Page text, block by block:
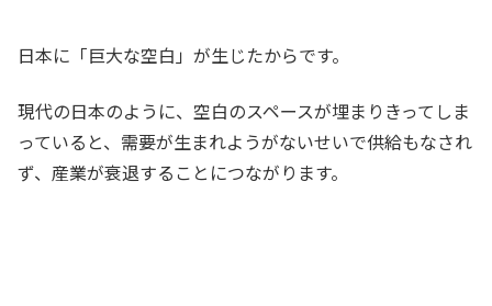
日本に「巨大な空白」が生じたからです。
現代の日本のように、空白のスペースが埋まりきってしま
っていると、 需要が生まれようがないせいで供給もなされ
ず、産業が衰退することにつながります。